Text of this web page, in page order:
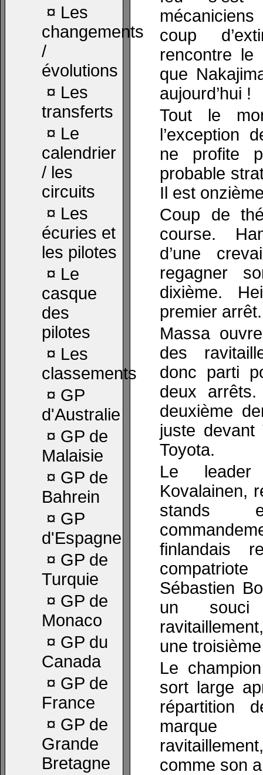
¤ Les
changements
/
évolutions
¤ Les
transferts
¤ Le
calendrier
/ les
circuits
¤ Les
écuries et
les pilotes
¤ Le
casque
des
pilotes
¤ Les
classements
¤ GP
d'Australie
¤ GP de
Malaisie
¤ GP de
Bahrein
¤ GP
d'Espagne
¤ GP de
Turquie
¤ GP de
Monaco
¤ GP du
Canada
¤ GP de
France
¤ GP de
Grande
Bretagne
coup
rencontre le
que
aujourd’hui !
Tout le
l’exception
ne profite
probable
Il est
Coup de
course.
d’une
regagner
dixième.
premier arrêt.
Massa
des
donc parti
deux
deuxième
juste
Toyota.
Le
Kovalainen,
stands
finlandais
Sébastien
un
une
Le
sort large
répartition
marque
comme son